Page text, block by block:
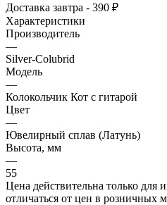
Доставка завтра - 390 ₽
Характеристики
Производитель
—
Silver-Colubrid
Модель
—
Колокольчик Кот с гитарой
Цвет
—
Ювелирный сплав (Латунь)
Высота, мм
—
55
Цена действительна только для
отличаться от цен в розничных